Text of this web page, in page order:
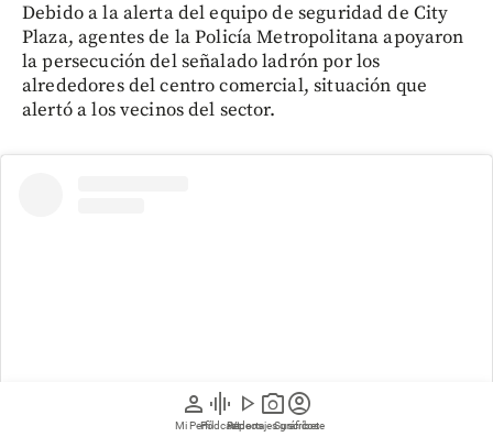
person
Mi Perfil
graphic_eq
Pódcast
play_arrow
Videos
photo_camera
Reportajes gráficos
account_circle
Suscríbete
Debido a la alerta del equipo de seguridad de City
Plaza, agentes de la Policía Metropolitana apoyaron
la persecución del señalado ladrón por los
alrededores del centro comercial, situación que
alertó a los vecinos del sector.